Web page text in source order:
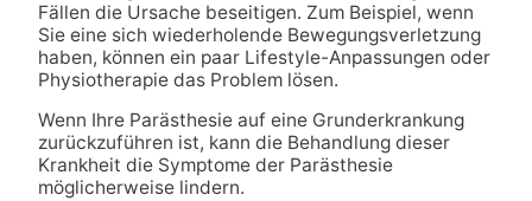
Fällen die Ursache beseitigen. Zum Beispiel, wenn
Sie eine sich wiederholende Bewegungsverletzung
haben, können ein paar Lifestyle-Anpassungen oder
Physiotherapie das Problem lösen.
Wenn Ihre Parästhesie auf eine Grunderkrankung
zurückzuführen ist, kann die Behandlung dieser
Krankheit die Symptome der Parästhesie
möglicherweise lindern.